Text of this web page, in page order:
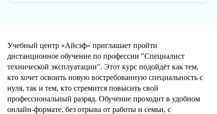
Учебный центр «Айсэф» приглашает пройти
дистанционное обучение по профессии "Специалист
технической эксплуатации". Этот курс подойдёт как тем,
кто хочет освоить новую востребованную специальность с
нуля, так и тем, кто стремится повысить свой
профессиональный разряд. Обучение проходит в удобном
онлайн-формате, без отрыва от работы и семьи, с